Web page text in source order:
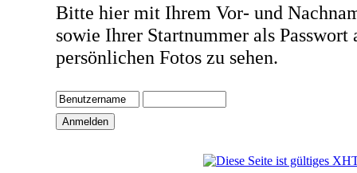
Bitte hier mit Ihrem Vor- und
sowie Ihrer Startnummer als Passwort
persönlichen Fotos zu sehen.